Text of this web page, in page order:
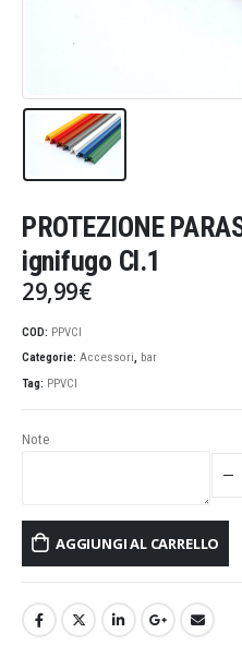
PROTEZIONE
ignifugo Cl.1
29,99€
COD: PPVCI
Categorie: Accessori, bar
Tag: PPVCI
Note
AGGIUNGI AL CARRELLO